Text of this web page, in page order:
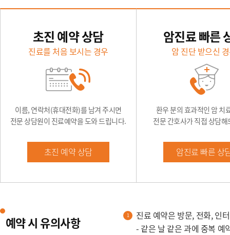
초진 예약 상담
진료를 처음 보시는 경우
이름, 연락처(휴대전화)를 남겨 주시면
전문 상담원이 진료예약을 도와 드립니다.
초진 예약 상담
암진료 빠른
암 진단 받으신
환우 분의 효과적인 암 치
전문 간호사가 직접 상담
암진료 빠른 상
예약 시 유의사항
진료 예약은 방문, 전화, 인
- 같은 날 같은 과에 중복 예